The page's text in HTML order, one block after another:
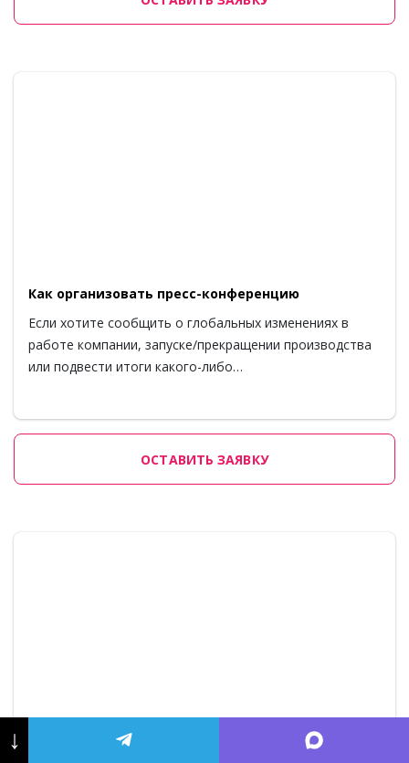
Как организовать пресс-конференцию
Если хотите сообщить о глобальных изменениях в
работе компании, запуске/прекращении производства
или подвести итоги какого-либо…
ОСТАВИТЬ ЗАЯВКУ
↓